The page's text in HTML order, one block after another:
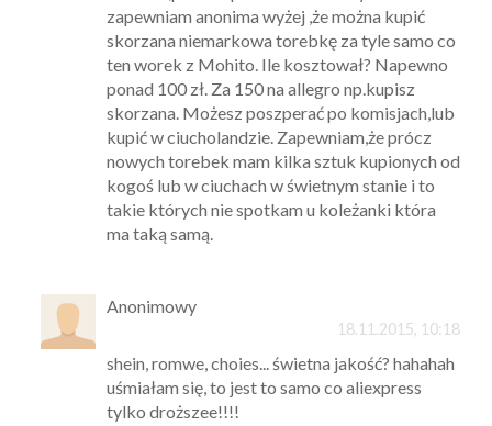
zapewniam anonima wyżej ,że można kupić
skorzana niemarkowa torebkę za tyle samo co
ten worek z Mohito. Ile kosztował? Napewno
ponad 100 zł. Za 150 na allegro np.kupisz
skorzana. Możesz poszperać po komisjach,lub
kupić w ciucholandzie. Zapewniam,że prócz
nowych torebek mam kilka sztuk kupionych od
kogoś lub w ciuchach w świetnym stanie i to
takie których nie spotkam u koleżanki która
ma taką samą.
Anonimowy
18.11.2015, 10:18
shein, romwe, choies... świetna jakość? hahahah
uśmiałam się, to jest to samo co aliexpress
tylko droższee!!!!